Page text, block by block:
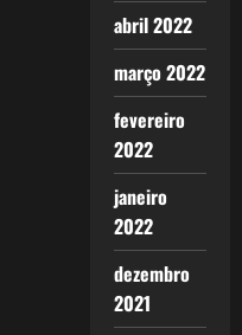
abril 2022
março 2022
fevereiro
2022
janeiro
2022
dezembro
2021